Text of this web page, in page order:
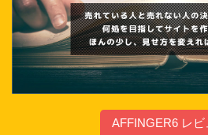
AFFINGER6 レビ